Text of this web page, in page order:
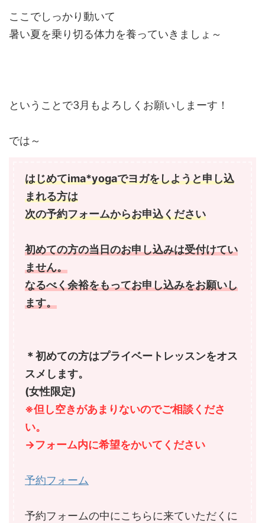
ここでしっかり動いて
暑い夏を乗り切る体力を養っていきましょ～
ということで3月もよろしくお願いしまーす！
では～
はじめてima*yogaでヨガをしようと申し込
まれる方は
次の予約フォームからお申込ください
初めての方の当日のお申し込みは受付けてい
ません。
なるべく余裕をもってお申し込みをお願いし
ます。
＊初めての方はプライベートレッスンをオス
スメします。
(女性限定)
※但し空きがあまりないのでご相談くださ
い。
→フォーム内に希望をかいてください
予約フォーム
予約フォームの中にこちらに来ていただくに